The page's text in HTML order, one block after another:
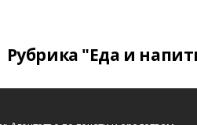
Рубрика "Еда и